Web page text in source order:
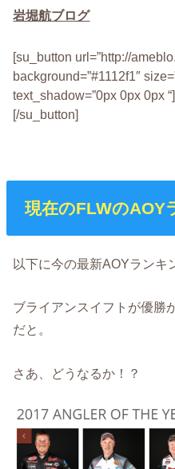
岩堀航ブログ
[su_button url=”http://
background=”#1112f1″
text_shadow=”0px 0px 0px
[/su_button]
現在のFLWのAOY
以下に今の最新AOYランキ
ブライアンスイフトが優勝
だと。
さあ、どうなるか！？